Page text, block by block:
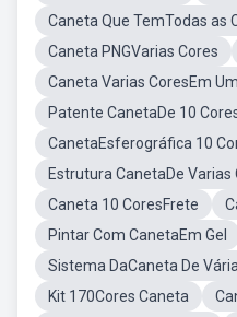
Caneta Que TemTodas as
Caneta PNGVarias Cores
Caneta Varias CoresEm
Patente CanetaDe 10
CanetaEsferográfica 10
Estrutura CanetaDe Varias
Caneta 10 CoresFrete
Pintar Com CanetaEm Gel
Sistema DaCaneta De
Kit 170Cores Caneta